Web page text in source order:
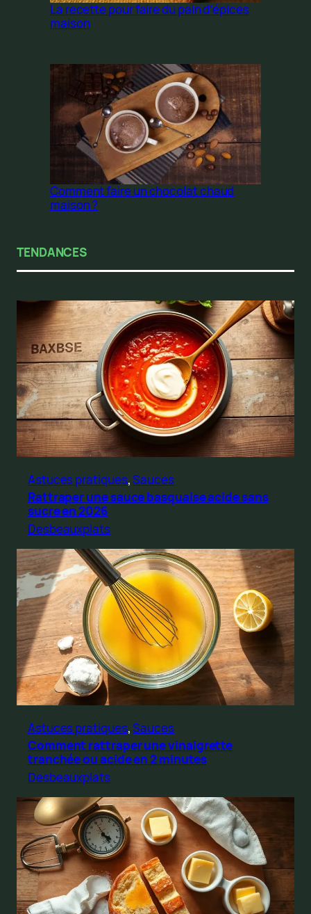
La recette pour faire du pain d’épices
maison
Comment faire un chocolat chaud
maison ?
TENDANCES
Astuces pratiques, Sauces
Rattraper une sauce basquaise acide sans
sucre en 2026
Desbeauxplats
Astuces pratiques, Sauces
Comment rattraper une vinaigrette
tranchée ou acide en 2 minutes
Desbeauxplats